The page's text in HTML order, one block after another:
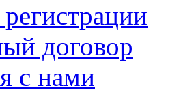
договор
с нами